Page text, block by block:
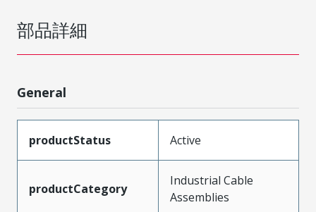
部品詳細
General
productStatus Active
productCategory
Industrial Cable
Assemblies